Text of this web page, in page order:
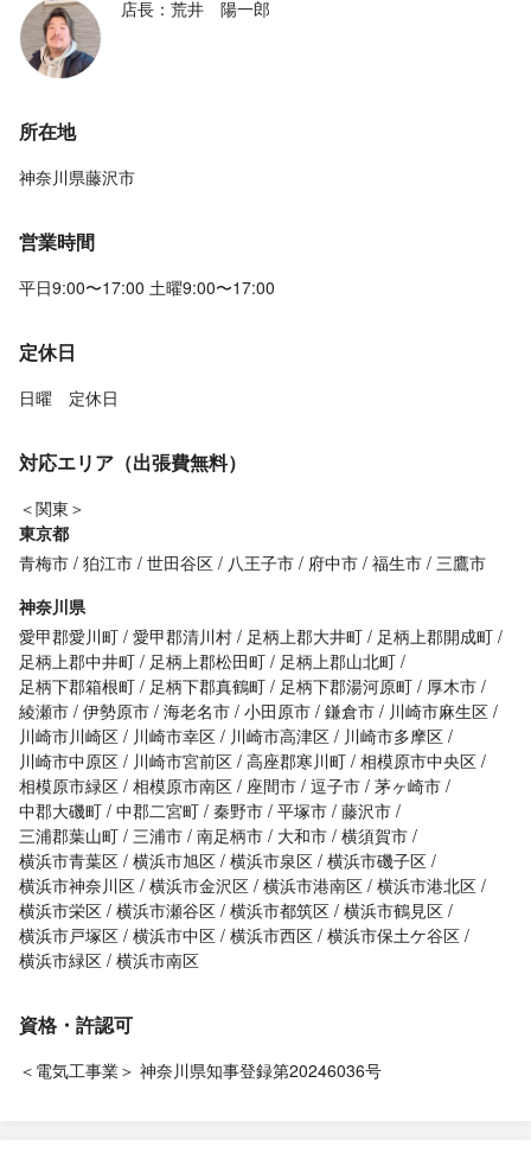
店長：荒井 陽一郎
所在地
神奈川県藤沢市
営業時間
平日9:00〜17:00 土曜9:00〜17:00
定休日
日曜 定休日
対応エリア（出張費無料）
＜関東＞
東京都
青梅市 狛江市 世田谷区 八王子市 府中市 福生市 三鷹市
神奈川県
愛甲郡愛川町 愛甲郡清川村 足柄上郡大井町
足柄上郡開成町
足柄上郡中井町
足柄上郡松田町
足柄上郡山北町
足柄下郡箱根町
足柄下郡真鶴町 足柄下郡湯河原町
厚木市
綾瀬市 伊勢原市 海老名市 小田原市 鎌倉市
川崎市麻生区
川崎市川崎区
川崎市幸区 川崎市高津区
川崎市多摩区
川崎市中原区
川崎市宮前区 高座郡寒川町 相模原市中央区
相模原市緑区 相模原市南区 座間市 逗子市 茅ヶ崎市
中郡大磯町 中郡二宮町 秦野市 平塚市 藤沢市
三浦郡葉山町 三浦市 南足柄市 大和市 横須賀市
横浜市青葉区 横浜市旭区 横浜市泉区 横浜市磯子区
横浜市神奈川区 横浜市金沢区 横浜市港南区 横浜市港北区
横浜市栄区 横浜市瀬谷区 横浜市都筑区 横浜市鶴見区
横浜市戸塚区 横浜市中区 横浜市西区 横浜市保土ケ谷区
横浜市緑区 横浜市南区
資格・許認可
＜電気工事業＞ 神奈川県知事登録第20246036号